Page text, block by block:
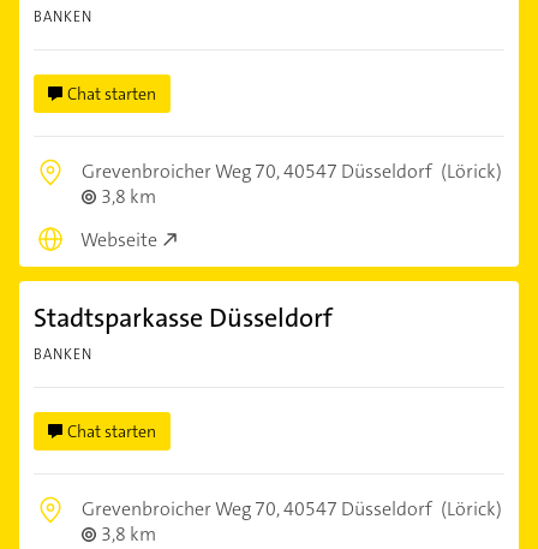
BANKEN
Chat starten
Grevenbroicher Weg 70,40547 Düsseldorf (Lörick)
3,8 km
Webseite
Stadtsparkasse Düsseldorf
BANKEN
Chat starten
Grevenbroicher Weg 70,40547 Düsseldorf (Lörick)
3,8 km